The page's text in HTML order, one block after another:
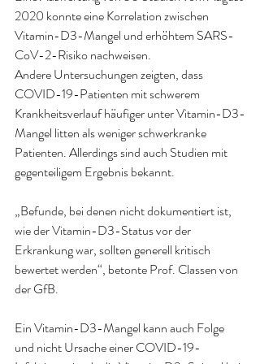
2020 konnte eine Korrelation zwischen
Vitamin-D3-Mangel und erhöhtem SARS-
CoV-2-Risiko nachweisen.
Andere Untersuchungen zeigten, dass
COVID-19-Patienten mit schwerem
Krankheitsverlauf häufiger unter Vitamin-D3-
Mangel litten als weniger schwerkranke
Patienten. Allerdings sind auch Studien mit
gegenteiligem Ergebnis bekannt.
„Befunde, bei denen nicht dokumentiert ist,
wie der Vitamin-D3-Status vor der
Erkrankung war, sollten generell kritisch
bewertet werden“, betonte Prof. Classen von
der GfB.
Ein Vitamin-D3-Mangel kann auch Folge
und nicht Ursache einer COVID-19-